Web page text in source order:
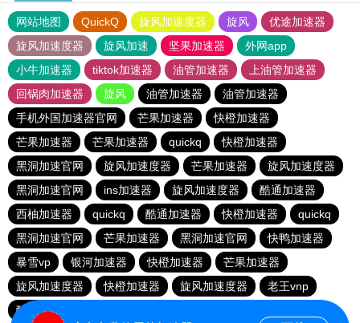
网站地图 QuickQ 旋风加速度器 旋风
优途加速器
旋风加速度器
旋风加速 坚果加速器
外网app
小牛加速器
tiktok加速器 油管加速器
上油管加速器
回锅肉加速器
旋风 油管加速器
油管加速器
手机外国加速器官网
芒果加速器
快橙加速器
芒果加速器
芒果加速器 quickq
快橙加速器
黑洞加速官网
旋风加速度器 芒果加速器
旋风加速度器
黑洞加速官网
ins加速器 旋风加速度器
酷通加速器
西柚加速器
quickq 酷通加速器 快橙加速器
quickq
黑洞加速官网
芒果加速器 黑洞加速官网
快鸭加速器
暴雪vp
银河加速器 快橙加速器
芒果加速器
旋风加速度器
快橙加速器 旋风加速度器
老王vnp
酷通加速器